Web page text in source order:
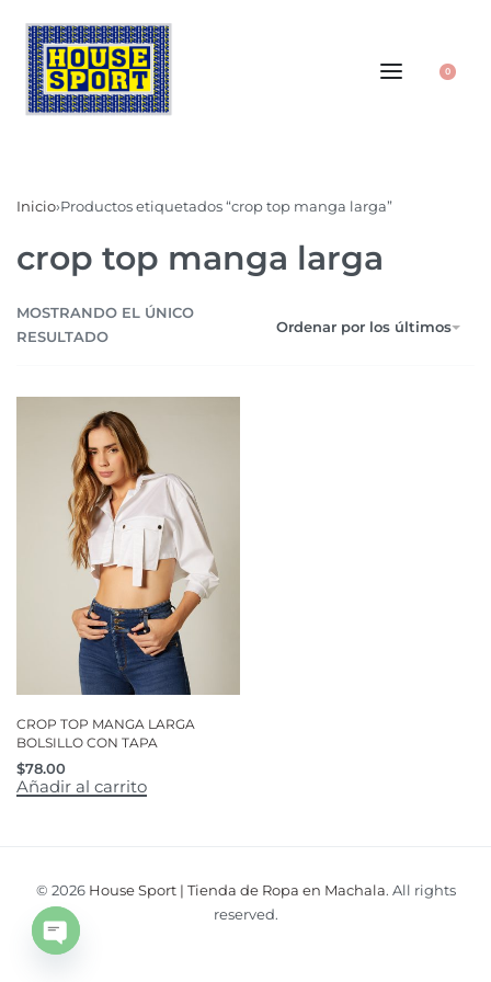
0
Inicio›Productos etiquetados “crop top manga larga”
crop top manga larga
MOSTRANDO EL ÚNICO
RESULTADO
Ordenar por los últimos
CROP TOP MANGA LARGA
BOLSILLO CON TAPA
$78.00
Añadir al carrito
© 2026 House Sport | Tienda de Ropa en Machala. All rights
reserved.
Open